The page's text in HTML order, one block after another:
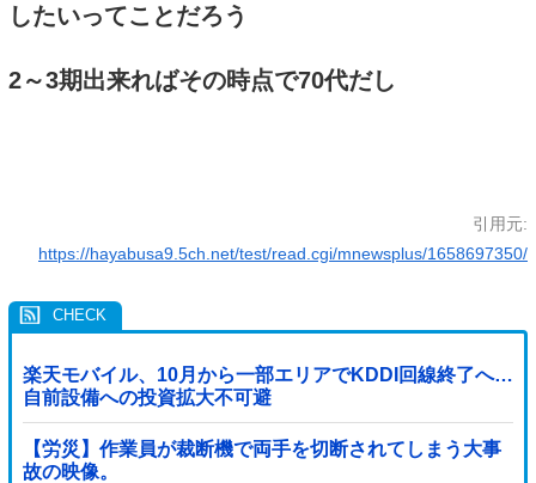
したいってことだろう
2～3期出来ればその時点で70代だし
引用元:
https://hayabusa9.5ch.net/test/read.cgi/mnewsplus/1658697350/
楽天モバイル、10月から一部エリアでKDDI回線終了へ…
自前設備への投資拡大不可避
【労災】作業員が裁断機で両手を切断されてしまう大事
故の映像。